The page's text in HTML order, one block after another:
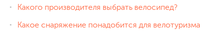
Какого производителя выбрать велосипед?
Какое снаряжение понадобится для велотуризма